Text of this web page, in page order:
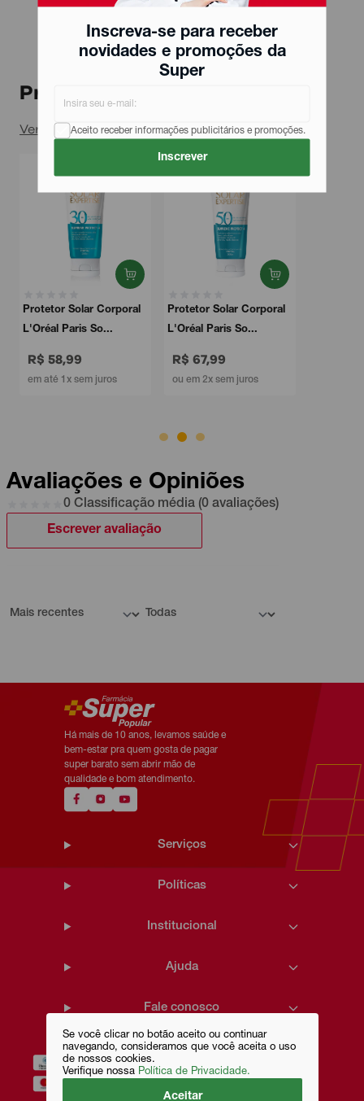
Inscreva-se para receber
novidades e promoções da
Super
Aceito receber informações publicitários e promoções.
Inscrever
Se você clicar no botão aceito ou continuar
navegando, consideramos que você aceita o uso
de nossos cookies.
Verifique nossa Política de Privacidade.
Aceitar
Produtos relacionados
Ver todos
Protetor Solar Corporal
L'Oréal Paris So...
R$ 58,99
em até 1x sem juros
Protetor Solar Corporal
L'Oréal Paris So...
R$ 67,99
ou em 2x sem juros
Avaliações e Opiniões
0 Classificação média (0 avaliações)
Escrever avaliação
Há mais de 10 anos, levamos saúde e
bem-estar pra quem gosta de pagar
super barato sem abrir mão de
qualidade e bom atendimento.
Serviços
Políticas
Institucional
Ajuda
Fale conosco